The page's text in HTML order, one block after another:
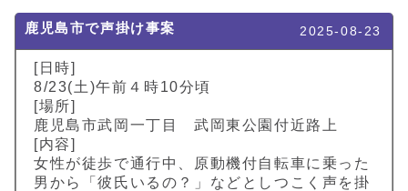
鹿児島市で声掛け事案 2025-08-23
[日時]
8/23(土)午前４時10分頃
[場所]
鹿児島市武岡一丁目 武岡東公園付近路上
[内容]
女性が徒歩で通行中、原動機付自転車に乗った
男から「彼氏いるの？」などとしつこく声を掛